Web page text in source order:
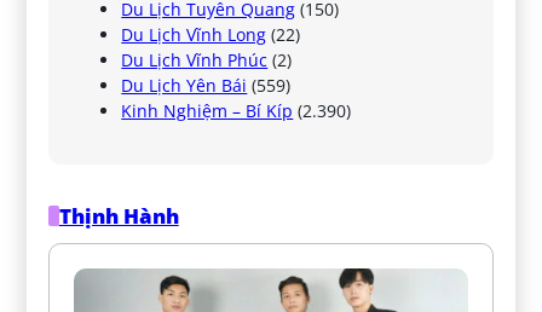
Du Lịch Tuyên Quang (150)
Du Lịch Vĩnh Long (22)
Du Lịch Vĩnh Phúc (2)
Du Lịch Yên Bái (559)
Kinh Nghiệm – Bí Kíp (2.390)
Thịnh Hành